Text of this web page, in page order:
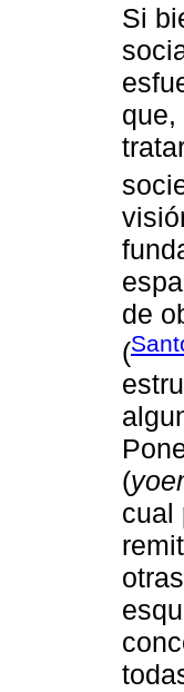
Si
que,
de
(
(
cual